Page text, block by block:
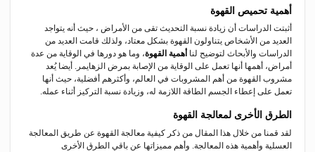
أهمية تحميص القهوة
أثبتت الدراسات أن زيادة نسبة التحديث تقى من الأمراض ، حيث أنه يتواجد
العديد من الأشخاص يتناولون القهوة بشكل معتاد، ولذلك قامت العديد من
الدراسات والأبحاث لتوضيح لنا أهمية القهوة، وما هو دورها في الوقاية من عدة
أمراض، أهمها أنها تعمل على الوقاية من الإصابة بمرض الزهايمر. أيضا يُعد
مشروب القهوة من أهم المشروبات في العالم، وأكثرهم أفضلية، حيث أنها
تعمل على إعطاء الجسم الطاقة اللازمة له، وزيادة نسبة التركيز أثناء عمله.
الطرق الأخرى لمعالجة القهوة
لقد قمنا من خلال هذا المقال من ذكر كيفية معالجة القهوة عن طريق المعالجة
العسلية وأهمية هذه المعالجة. وأهم مميزاتها عن باقي الطرق الأخرى